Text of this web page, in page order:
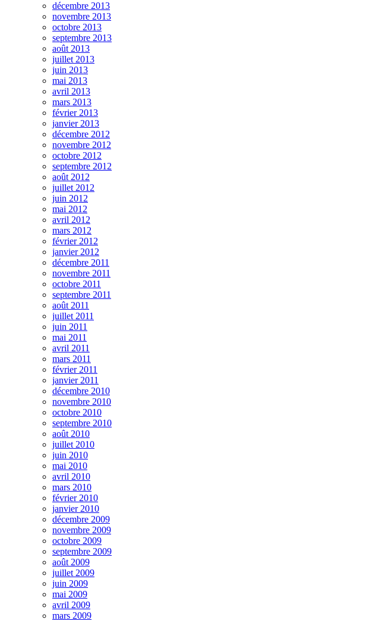
décembre 2013
novembre 2013
octobre 2013
septembre 2013
août 2013
juillet 2013
juin 2013
mai 2013
avril 2013
mars 2013
février 2013
janvier 2013
décembre 2012
novembre 2012
octobre 2012
septembre 2012
août 2012
juillet 2012
juin 2012
mai 2012
avril 2012
mars 2012
février 2012
janvier 2012
décembre 2011
novembre 2011
octobre 2011
septembre 2011
août 2011
juillet 2011
juin 2011
mai 2011
avril 2011
mars 2011
février 2011
janvier 2011
décembre 2010
novembre 2010
octobre 2010
septembre 2010
août 2010
juillet 2010
juin 2010
mai 2010
avril 2010
mars 2010
février 2010
janvier 2010
décembre 2009
novembre 2009
octobre 2009
septembre 2009
août 2009
juillet 2009
juin 2009
mai 2009
avril 2009
mars 2009